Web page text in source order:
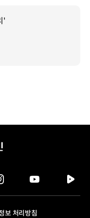
'
tv
보 처리방침